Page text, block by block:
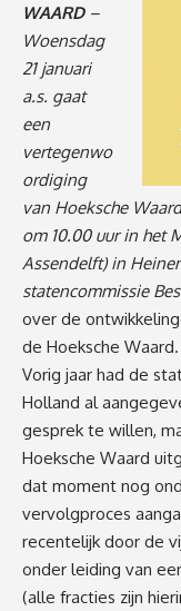
WAARD–
Woensdag
21 januari
a.s. gaat
een
vertegenwo
ordiging
van Hoeksche
om 10.00 uur in het
Assendelft) in
statencommissie
over de
de Hoeksche Waard.
Vorig jaar had de
Holland al
gesprek te willen,
Hoeksche Waard
dat moment nog
vervolgproces
recentelijk door de
onder leiding van
(alle fracties zijn